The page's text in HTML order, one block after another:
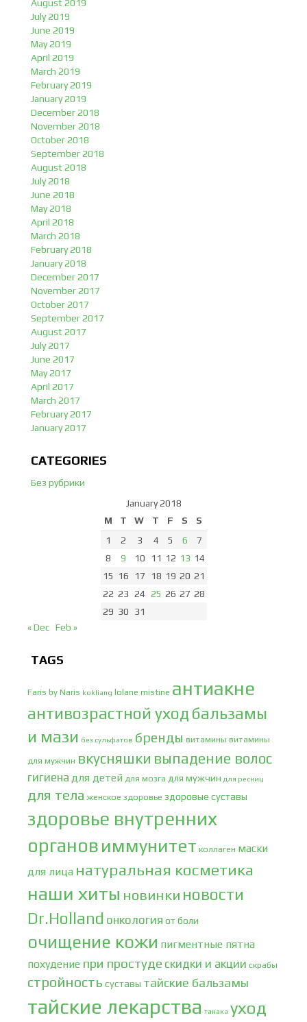
August 2019
July 2019
June 2019
May 2019
April 2019
March 2019
February 2019
January 2019
December 2018
November 2018
October 2018
September 2018
August 2018
July 2018
June 2018
May 2018
April 2018
March 2018
February 2018
January 2018
December 2017
November 2017
October 2017
September 2017
August 2017
July 2017
June 2017
May 2017
April 2017
March 2017
February 2017
January 2017
CATEGORIES
Без рубрики
January 2018
M
T W T F S
S
1
2 3 4 5 6
7
8
9 10 11 12 13 14
15 16 17 18 19 20 21
22 23 24 25 26 27 28
29 30
31
« Dec Feb »
TAGS
Faris by Naris kokliang lolane mistine антиакне
антивозрастной уход бальзамы
и мази без сульфатов бренды витамины витамины
для мужчин вкусняшки выпадение волос
гигиена для детей для мозга для мужчин для ресниц
для тела женское здоровье здоровые суставы
здоровье внутренних
органовиммунитет коллаген маски
для лица натуральная косметика
наши хиты новинки новости
Dr.Holland онкология от боли
очищение кожи пигментные пятна
похудение при простуде скидки и акции скрабы
стройность суставы тайские бальзамы
тайские лекарства танака уход